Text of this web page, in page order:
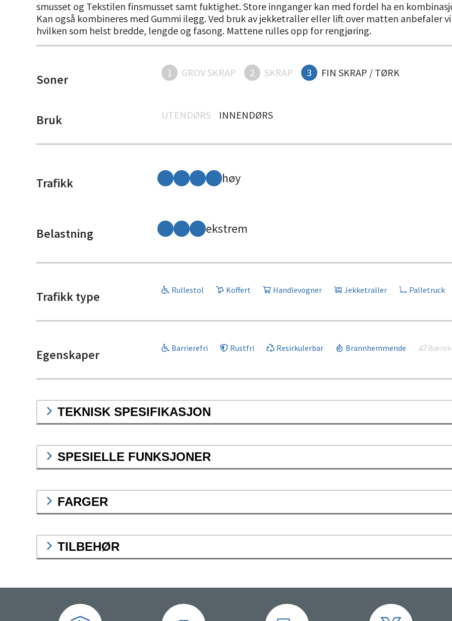
smusset og Tekstilen finsmusset samt fuktighet. Store innganger kan med fordel ha en
Kan også kombineres med Gummi ilegg. Ved bruk av jekketraller eller lift over matten anbefaler
hvilken som helst bredde, lengde og fasong. Mattene rulles opp for rengjøring.
Soner 1 GROV SKRAP 2 SKRAP 3 FIN SKRAP / TØRK
Bruk UTENDØRS INNENDØRS
Trafikk høy
Belastning ekstrem
Trafikk type Rullestol Koffert Handlevogner Jekketraller Palletruck
Egenskaper Barrierefri Rustfri Resirkulerbar Brannhemmende
TEKNISK SPESIFIKASJON
SPESIELLE FUNKSJONER
FARGER
TILBEHØR